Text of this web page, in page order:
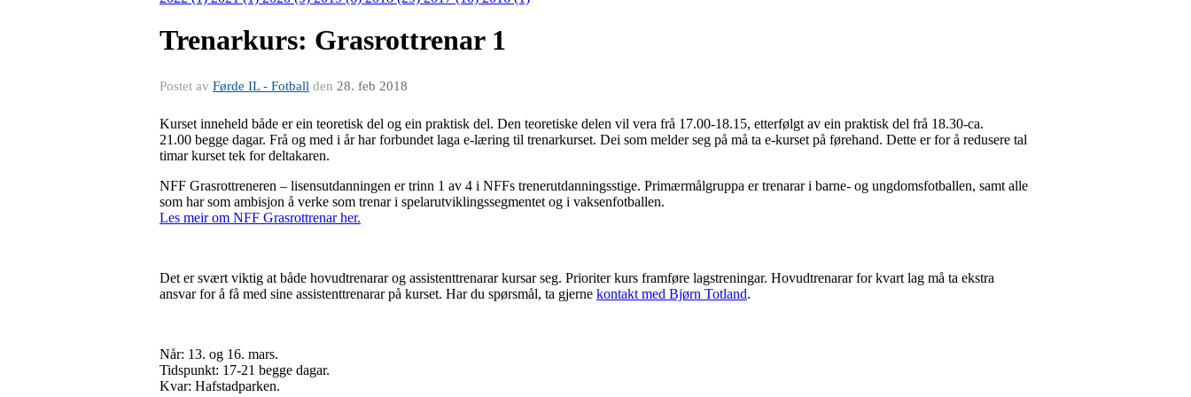
Trenarkurs: Grasrottrenar 1
Postet av Førde IL - Fotball den 28. feb 2018
Kurset inneheld både er ein teoretisk del og ein praktisk del. Den teoretiske delen vil vera frå 17.00-18.15, etterfølgt av ein praktisk del frå 18.30-ca.
21.00 begge dagar. Frå og med i år har forbundet laga e-læring til trenarkurset. Dei som melder seg på må ta e-kurset på førehand. Dette er for å redusere tal
timar kurset tek for deltakaren.
NFF Grasrottreneren – lisensutdanningen er trinn 1 av 4 i NFFs trenerutdanningsstige. Primærmålgruppa er trenarar i barne- og ungdomsfotballen, samt alle
som har som ambisjon å verke som trenar i spelarutviklingssegmentet og i vaksenfotballen.
Les meir om NFF Grasrottrenar her.
Det er svært viktig at både hovudtrenarar og assistenttrenarar kursar seg. Prioriter kurs framføre lagstreningar. Hovudtrenarar for kvart lag må ta ekstra
ansvar for å få med sine assistenttrenarar på kurset. Har du spørsmål, ta gjerne kontakt med Bjørn Totland.
Når: 13. og 16. mars.
Tidspunkt: 17-21 begge dagar.
Kvar: Hafstadparken.